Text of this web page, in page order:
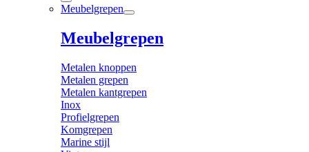
Meubelgrepen
Meubelgrepen
Metalen knoppen
Metalen grepen
Metalen kantgrepen
Inox
Profielgrepen
Komgrepen
Marine stijl